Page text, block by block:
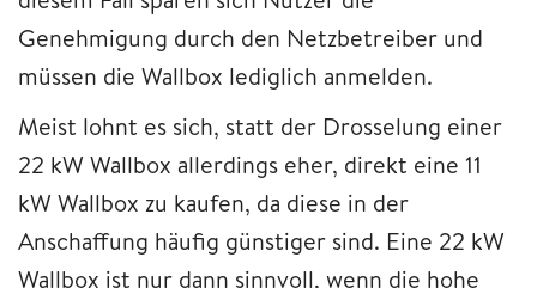
Genehmigung durch den Netzbetreiber und
müssen die Wallbox lediglich anmelden.
Meist lohnt es sich, statt der Drosselung einer
22 kW Wallbox allerdings eher, direkt eine 11
kW Wallbox zu kaufen, da diese in der
Anschaffung häufig günstiger sind. Eine 22 kW
Wallbox ist nur dann sinnvoll, wenn die hohe